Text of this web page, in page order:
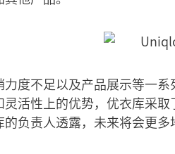
度不足以及产品展示等一
灵活性上的优势，优衣库采
负责人透露，未来将会更多